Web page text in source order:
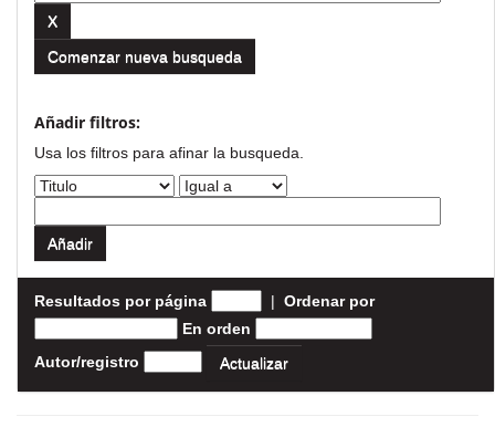
Comenzar nueva busqueda
Añadir filtros:
Usa los filtros para afinar la busqueda.
Resultados por página | Ordenar por
En orden
Autor/registro